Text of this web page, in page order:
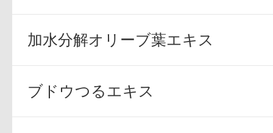
ギフト
ご利用ガイド
加水分解オリーブ葉エキス
ブドウつるエキス